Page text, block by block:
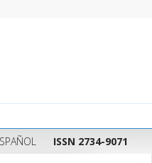
ISSN 2734-9071